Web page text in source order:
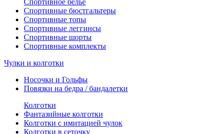
Спортивное белье
Спортивные бюстгальтеры
Спортивные топы
Спортивные леггинсы
Спортивные шорты
Спортивные комплекты
Чулки и колготки
Носочки и Гольфы
Повязки на бедра / бандалетки
Колготки
Фантазийные колготки
Колготки с имитацией чулок
Колготки в сеточку